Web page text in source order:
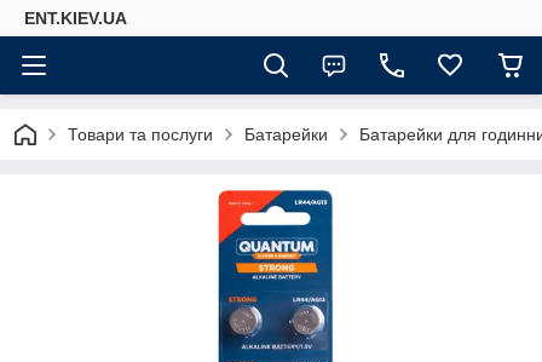
ENT.KIEV.UA
Товари та послуги Батарейки Батарейки для